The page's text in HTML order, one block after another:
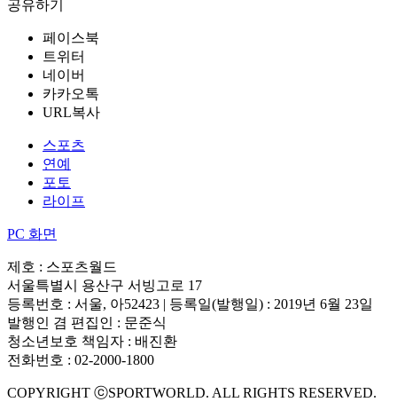
공유하기
페이스북
트위터
네이버
카카오톡
URL복사
스포츠
연예
포토
라이프
PC 화면
제호 : 스포츠월드
서울특별시 용산구 서빙고로 17
등록번호 : 서울, 아52423 | 등록일(발행일) : 2019년 6월 23일
발행인 겸 편집인 : 문준식
청소년보호 책임자 : 배진환
전화번호 : 02-2000-1800
COPYRIGHT ⓒSPORTWORLD. ALL RIGHTS RESERVED.